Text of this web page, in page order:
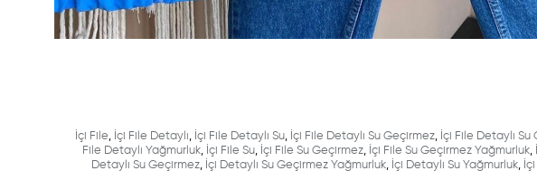
İçi File, İçi File Detaylı, İçi File Detaylı Su, İçi File Detaylı Su Geçirmez, İçi File Detaylı
File Detaylı Yağmurluk, İçi File Su, İçi File Su Geçirmez, İçi File Su Geçirmez Yağmurluk,
Detaylı Su Geçirmez, İçi Detaylı Su Geçirmez Yağmurluk, İçi Detaylı Su Yağmurluk,